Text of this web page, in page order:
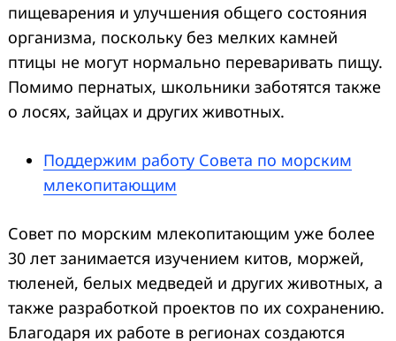
пищеварения и улучшения общего состояния
организма, поскольку без мелких камней
птицы не могут нормально переваривать пищу.
Помимо пернатых, школьники заботятся также
о лосях, зайцах и других животных.
Поддержим работу Совета по морским
млекопитающим
Совет по морским млекопитающим уже более
30 лет занимается изучением китов, моржей,
тюленей, белых медведей и других животных, а
также разработкой проектов по их сохранению.
Благодаря их работе в регионах создаются